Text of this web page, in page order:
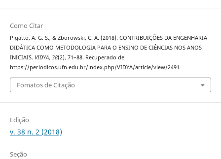
Como Citar
Pigatto, A. G. S., & Zborowski, C. A. (2018). CONTRIBUIÇÕES DA ENGENHARIA
DIDÁTICA COMO METODOLOGIA PARA O ENSINO DE CIÊNCIAS NOS ANOS
INICIAIS. VIDYA, 38(2), 71–88. Recuperado de
https://periodicos.ufn.edu.br/index.php/VIDYA/article/view/2491
Fomatos de Citação
Edição
v. 38 n. 2 (2018)
Seção